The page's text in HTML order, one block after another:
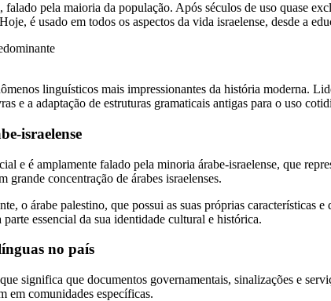
pela maioria da população. Após séculos de uso quase
é usado em todos os aspectos da vida israelense, desde a
linguísticos mais impressionantes da história moderna.
e a adaptação de estruturas gramaticais antigas para o uso
israelense
e é amplamente falado pela minoria árabe-israelense, que
grande concentração de árabes israelenses.
o árabe palestino, que possui as suas próprias características
essencial da sua identidade cultural e histórica.
no país
significa que documentos governamentais, sinalizações e
em comunidades específicas.